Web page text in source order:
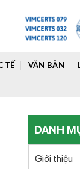
TẾ VĂN BẢN
DANH
Giới thiệu